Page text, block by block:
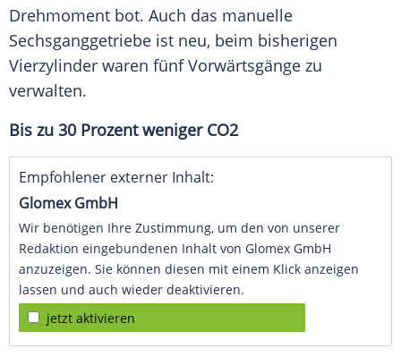
Drehmoment bot. Auch das manuelle
Sechsganggetriebe ist neu, beim bisherigen
Vierzylinder waren fünf Vorwärtsgänge zu
verwalten.
Bis zu 30 Prozent weniger CO2
Empfohlener externer Inhalt:
Glomex GmbH
Wir benötigen Ihre Zustimmung, um den von unserer
Redaktion eingebundenen Inhalt von Glomex GmbH
anzuzeigen. Sie können diesen mit einem Klick anzeigen
lassen und auch wieder deaktivieren.
jetzt aktivieren